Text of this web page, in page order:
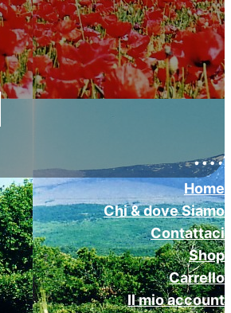
….
Home
Chi & dove Siamo
Contattaci
Shop
Carrello
Il mio account